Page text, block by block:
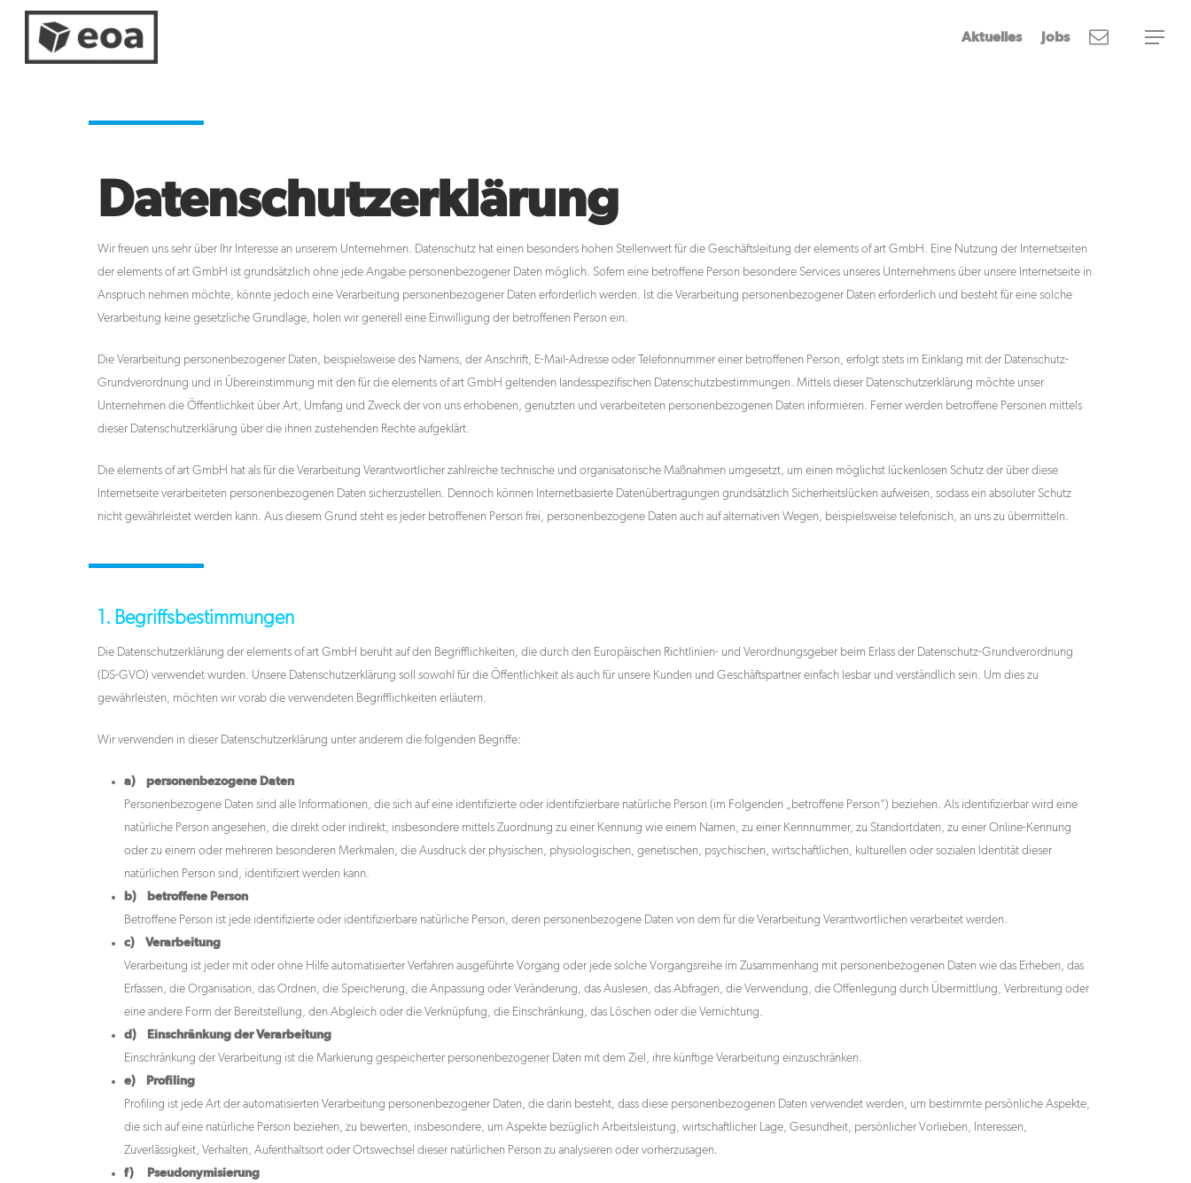
Aktuelles Jobs
Datenschutz­erklärung
Wir freuen uns sehr über Ihr Interesse an unserem Unternehmen. Datenschutz hat einen besonders hohen Stellenwert für die Geschäftsleitung der elements of art GmbH. Eine Nutzung der Internetseiten
der elements of art GmbH ist grundsätzlich ohne jede Angabe personenbezogener Daten möglich. Sofern eine betroffene Person besondere Services unseres Unternehmens über unsere Internetseite in
Anspruch nehmen möchte, könnte jedoch eine Verarbeitung personenbezogener Daten erforderlich werden. Ist die Verarbeitung personenbezogener Daten erforderlich und besteht für eine solche
Verarbeitung keine gesetzliche Grundlage, holen wir generell eine Einwilligung der betroffenen Person ein.
Die Verarbeitung personenbezogener Daten, beispielsweise des Namens, der Anschrift, E-Mail-Adresse oder Telefonnummer einer betroffenen Person, erfolgt stets im Einklang mit der Datenschutz-
Grundverordnung und in Übereinstimmung mit den für die elements of art GmbH geltenden landesspezifischen Datenschutzbestimmungen. Mittels dieser Datenschutzerklärung möchte unser
Unternehmen die Öffentlichkeit über Art, Umfang und Zweck der von uns erhobenen, genutzten und verarbeiteten personenbezogenen Daten informieren. Ferner werden betroffene Personen mittels
dieser Datenschutzerklärung über die ihnen zustehenden Rechte aufgeklärt.
Die elements of art GmbH hat als für die Verarbeitung Verantwortlicher zahlreiche technische und organisatorische Maßnahmen umgesetzt, um einen möglichst lückenlosen Schutz der über diese
Internetseite verarbeiteten personenbezogenen Daten sicherzustellen. Dennoch können Internetbasierte Datenübertragungen grundsätzlich Sicherheitslücken aufweisen, sodass ein absoluter Schutz
nicht gewährleistet werden kann. Aus diesem Grund steht es jeder betroffenen Person frei, personenbezogene Daten auch auf alternativen Wegen, beispielsweise telefonisch, an uns zu übermitteln.
1. Begriffsbestimmungen
Die Datenschutzerklärung der elements of art GmbH beruht auf den Begrifflichkeiten, die durch den Europäischen Richtlinien- und Verordnungsgeber beim Erlass der Datenschutz-Grundverordnung
(DS-GVO) verwendet wurden. Unsere Datenschutzerklärung soll sowohl für die Öffentlichkeit als auch für unsere Kunden und Geschäftspartner einfach lesbar und verständlich sein. Um dies zu
gewährleisten, möchten wir vorab die verwendeten Begrifflichkeiten erläutern.
Wir verwenden in dieser Datenschutzerklärung unter anderem die folgenden Begriffe:
a) personenbezogene Daten
Personenbezogene Daten sind alle Informationen, die sich auf eine identifizierte oder identifizierbare natürliche Person (im Folgenden „betroffene Person“) beziehen. Als identifizierbar wird eine
natürliche Person angesehen, die direkt oder indirekt, insbesondere mittels Zuordnung zu einer Kennung wie einem Namen, zu einer Kennnummer, zu Standortdaten, zu einer Online-Kennung
oder zu einem oder mehreren besonderen Merkmalen, die Ausdruck der physischen, physiologischen, genetischen, psychischen, wirtschaftlichen, kulturellen oder sozialen Identität dieser
natürlichen Person sind, identifiziert werden kann.
b) betroffene Person
Betroffene Person ist jede identifizierte oder identifizierbare natürliche Person, deren personenbezogene Daten von dem für die Verarbeitung Verantwortlichen verarbeitet werden.
c) Verarbeitung
Verarbeitung ist jeder mit oder ohne Hilfe automatisierter Verfahren ausgeführte Vorgang oder jede solche Vorgangsreihe im Zusammenhang mit personenbezogenen Daten wie das Erheben, das
Erfassen, die Organisation, das Ordnen, die Speicherung, die Anpassung oder Veränderung, das Auslesen, das Abfragen, die Verwendung, die Offenlegung durch Übermittlung, Verbreitung oder
eine andere Form der Bereitstellung, den Abgleich oder die Verknüpfung, die Einschränkung, das Löschen oder die Vernichtung.
d) Einschränkung der Verarbeitung
Einschränkung der Verarbeitung ist die Markierung gespeicherter personenbezogener Daten mit dem Ziel, ihre künftige Verarbeitung einzuschränken.
e) Profiling
Profiling ist jede Art der automatisierten Verarbeitung personenbezogener Daten, die darin besteht, dass diese personenbezogenen Daten verwendet werden, um bestimmte persönliche Aspekte,
die sich auf eine natürliche Person beziehen, zu bewerten, insbesondere, um Aspekte bezüglich Arbeitsleistung, wirtschaftlicher Lage, Gesundheit, persönlicher Vorlieben, Interessen,
Zuverlässigkeit, Verhalten, Aufenthaltsort oder Ortswechsel dieser natürlichen Person zu analysieren oder vorherzusagen.
f) Pseudonymisierung